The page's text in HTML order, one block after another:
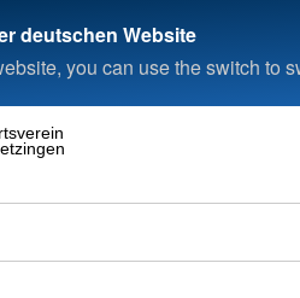
deutschen Website
you can use the switch to